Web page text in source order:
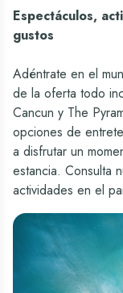
Espectáculos,
gustos
Adéntrate en el
de la oferta todo
Cancun y The
opciones de
a disfrutar un
estancia. Consulta
actividades en el